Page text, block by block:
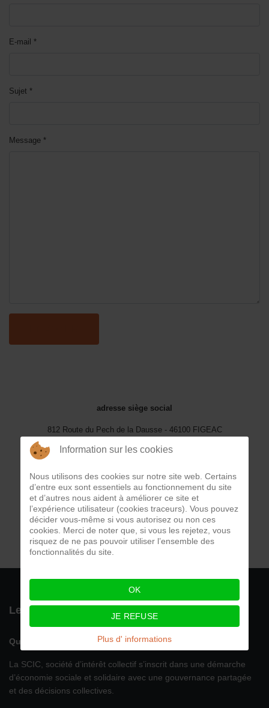
E-mail *
Sujet *
Message *
adresse siège social
812 Route du Pech de la Dausse - 46100 FIGEAC
email
contact@lavinadie.fr
téléphone
06 03 99 56 31
suivez-nous
Le vignoble de La Vinadie en quelques mots...
Qui sommes-nous ?
La SCIC, société d’intérêt collectif s’inscrit dans une démarche
d’économie sociale et solidaire avec une gouvernance partagée
et des décisions collectives.
Information sur les cookies
Nous utilisons des cookies sur notre site web. Certains
d’entre eux sont essentiels au fonctionnement du site
et d’autres nous aident à améliorer ce site et
l’expérience utilisateur (cookies traceurs). Vous pouvez
décider vous-même si vous autorisez ou non ces
cookies. Merci de noter que, si vous les rejetez, vous
risquez de ne pas pouvoir utiliser l’ensemble des
fonctionnalités du site.
OK
JE REFUSE
Plus d' informations